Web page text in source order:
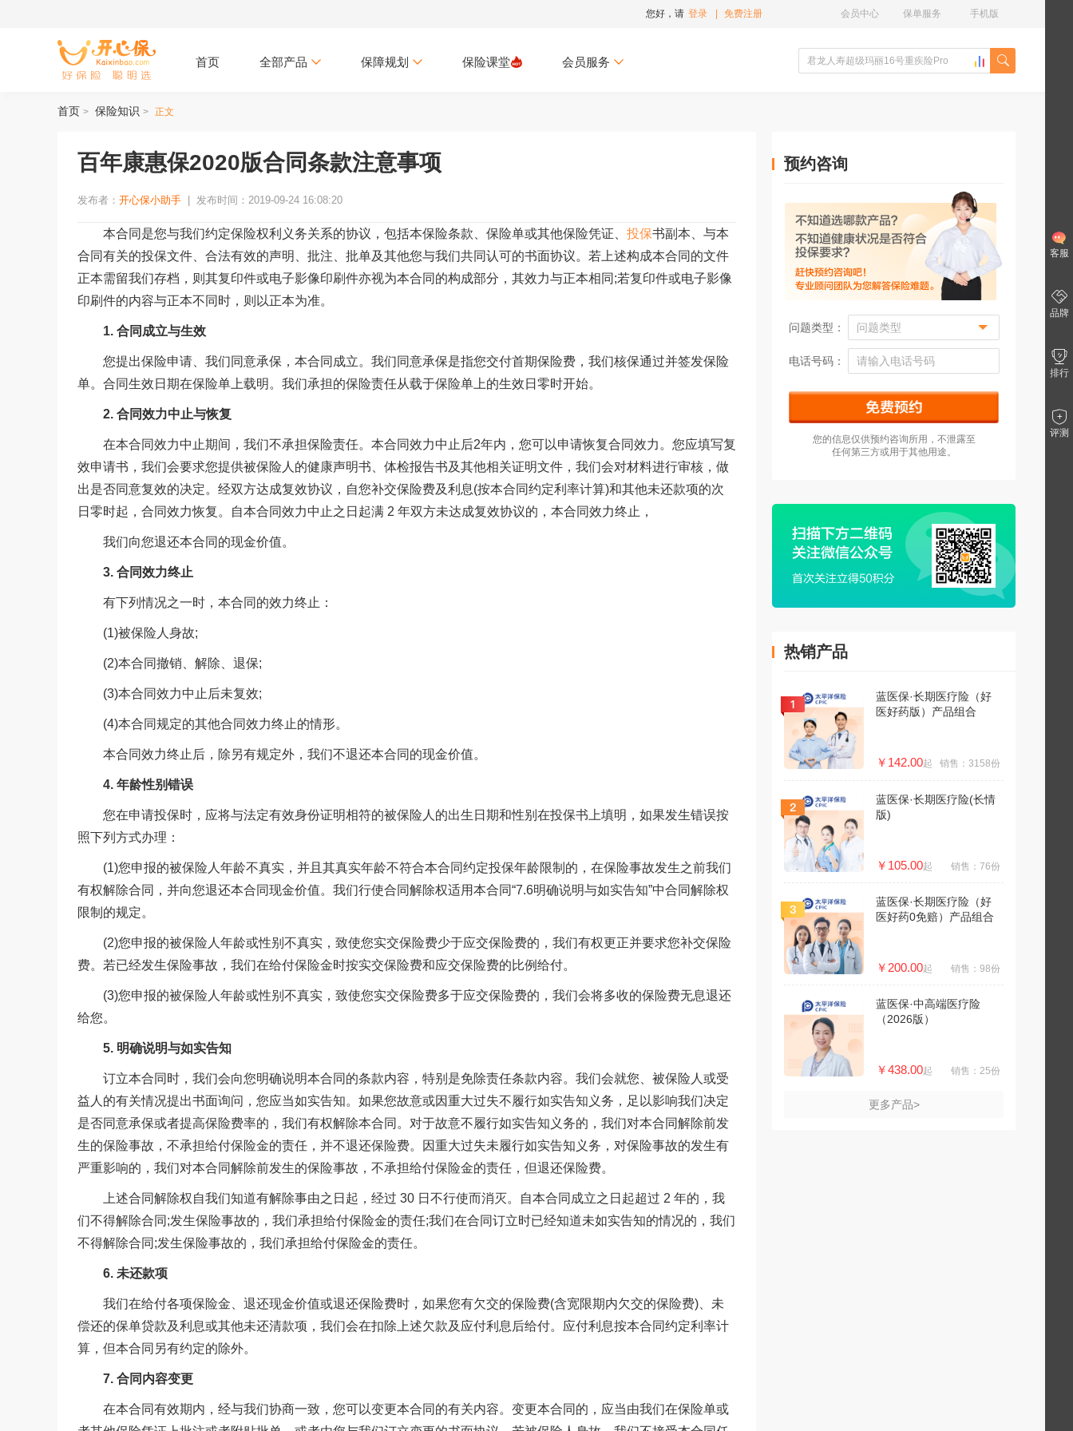
您好，请 登录 免费注册 手机版
保单服务
会员中心
首页 全部产品 保障规划 保险课堂 会员服务
首页 > 保险知识 > 正文
百年康惠保2020版合同条款注意事项
发布者： 开心保小助手 发布时间：2019-09-24 16:08:20
本合同是您与我们约定保险权利义务关系的协议，包括本保险条款、保险单或其他保险凭证、 投保书副本、与本
合同有关的投保文件、合法有效的声明、批注、批单及其他您与我们共同认可的书面协议。若上述构成本合同的文件
正本需留我们存档，则其复印件或电子影像印刷件亦视为本合同的构成部分，其效力与正本相同;若复印件或电子影像
印刷件的内容与正本不同时，则以正本为准。
1. 合同成立与生效
您提出保险申请、我们同意承保，本合同成立。我们同意承保是指您交付首期保险费，我们核保通过并签发保险
单。合同生效日期在保险单上载明。我们承担的保险责任从载于保险单上的生效日零时开始。
2. 合同效力中止与恢复
在本合同效力中止期间，我们不承担保险责任。本合同效力中止后2年内，您可以申请恢复合同效力。您应填写复
效申请书，我们会要求您提供被保险人的健康声明书、体检报告书及其他相关证明文件，我们会对材料进行审核，做
出是否同意复效的决定。经双方达成复效协议，自您补交保险费及利息(按本合同约定利率计算)和其他未还款项的次
日零时起，合同效力恢复。自本合同效力中止之日起满 2 年双方未达成复效协议的，本合同效力终止，
我们向您退还本合同的现金价值。
3. 合同效力终止
有下列情况之一时，本合同的效力终止：
(1)被保险人身故;
(2)本合同撤销、解除、退保;
(3)本合同效力中止后未复效;
(4)本合同规定的其他合同效力终止的情形。
本合同效力终止后，除另有规定外，我们不退还本合同的现金价值。
4. 年龄性别错误
您在申请投保时，应将与法定有效身份证明相符的被保险人的出生日期和性别在投保书上填明，如果发生错误按
照下列方式办理：
(1)您申报的被保险人年龄不真实，并且其真实年龄不符合本合同约定投保年龄限制的，在保险事故发生之前我们
有权解除合同，并向您退还本合同现金价值。我们行使合同解除权适用本合同“7.6明确说明与如实告知”中合同解除权
限制的规定。
(2)您申报的被保险人年龄或性别不真实，致使您实交保险费少于应交保险费的，我们有权更正并要求您补交保险
费。若已经发生保险事故，我们在给付保险金时按实交保险费和应交保险费的比例给付。
(3)您申报的被保险人年龄或性别不真实，致使您实交保险费多于应交保险费的，我们会将多收的保险费无息退还
给您。
5. 明确说明与如实告知
订立本合同时，我们会向您明确说明本合同的条款内容，特别是免除责任条款内容。我们会就您、被保险人或受
益人的有关情况提出书面询问，您应当如实告知。如果您故意或因重大过失不履行如实告知义务，足以影响我们决定
是否同意承保或者提高保险费率的，我们有权解除本合同。对于故意不履行如实告知义务的，我们对本合同解除前发
生的保险事故，不承担给付保险金的责任，并不退还保险费。因重大过失未履行如实告知义务，对保险事故的发生有
严重影响的，我们对本合同解除前发生的保险事故，不承担给付保险金的责任，但退还保险费。
上述合同解除权自我们知道有解除事由之日起，经过 30 日不行使而消灭。自本合同成立之日起超过 2 年的，我
们不得解除合同;发生保险事故的，我们承担给付保险金的责任;我们在合同订立时已经知道未如实告知的情况的，我们
不得解除合同;发生保险事故的，我们承担给付保险金的责任。
6. 未还款项
我们在给付各项保险金、退还现金价值或退还保险费时，如果您有欠交的保险费(含宽限期内欠交的保险费)、未
偿还的保单贷款及利息或其他未还清款项，我们会在扣除上述欠款及应付利息后给付。应付利息按本合同约定利率计
算，但本合同另有约定的除外。
7. 合同内容变更
在本合同有效期内，经与我们协商一致，您可以变更本合同的有关内容。变更本合同的，应当由我们在保险单或
预约咨询
问题类型：
电话号码：
您的信息仅供预约咨询所用，不泄露至
任何第三方或用于其他用途。
热销产品
蓝医保·长期医疗险（好
医好药版）产品组合
￥142.00起 销售：3158份
蓝医保·长期医疗险(长情
版)
￥105.00起 销售：76份
蓝医保·长期医疗险（好
医好药0免赔）产品组合
￥200.00起 销售：98份
蓝医保·中高端医疗险
（2026版）
￥438.00起 销售：25份
更多产品>
客服
品牌
排行
评测